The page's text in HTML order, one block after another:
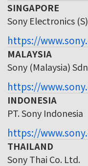
SINGAPORE
Sony Electronics
https://
MALAYSIA
Sony (Malaysia)
https://
INDONESIA
PT. Sony Indonesia
https://
THAILAND
Sony Thai Co. Ltd.